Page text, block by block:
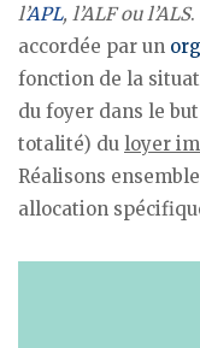
l’APL, l’ALF ou l’ALS.
accordée par un
fonction de la
du foyer dans le
totalité) du loyer
Réalisons
allocation